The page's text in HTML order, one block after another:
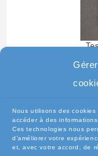
Nous utilisons des
accéder à des
Ces technologies nous
d’améliorer votre
et, avec votre accord, de